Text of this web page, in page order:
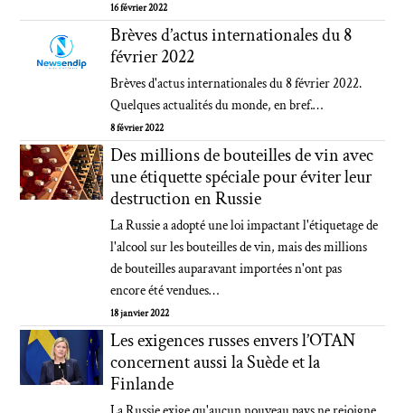
16 février 2022
Brèves d’actus internationales du 8
février 2022
Brèves d'actus internationales du 8 février 2022.
Quelques actualités du monde, en bref.…
8 février 2022
Des millions de bouteilles de vin avec
une étiquette spéciale pour éviter leur
destruction en Russie
La Russie a adopté une loi impactant l'étiquetage de
l'alcool sur les bouteilles de vin, mais des millions
de bouteilles auparavant importées n'ont pas
encore été vendues…
18 janvier 2022
Les exigences russes envers l’OTAN
concernent aussi la Suède et la
Finlande